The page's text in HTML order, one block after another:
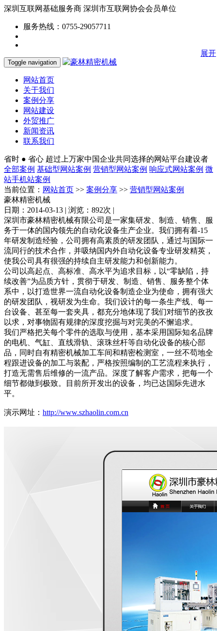
深圳互联网基础服务商 深圳市互联网协会会员单位
服务热线：0755-29057711
Toggle navigation
网站首页
关于我们
案例分享
网站建设
外贸推广
新闻资讯
联系我们
省时 ● 省心 超过上万家中国企业共同选择的网站平台建设者
全部案例 基础型网站案例 营销型网站案例 响应式网站案例 微
站手机站案例
当前位置： 网站首页 >> 案例分享 >> 营销型网站案例
豪林精密机械
日期：2014-03-13 | 浏览：892次 |
深圳市豪林精密机械有限公司是一家集研发、制造、销售、服
务于一体的国内领先的自动化设备生产企业。我们拥有着-15
年研发制造经验，公司拥有高素质的研发团队，通过与国际一
流同行的技术合作，并吸纳国内外自动化设备专业研发精英，
使我公司具有很强的持续自主研发能力和创新能力。
公司以高起点、高标准、高水平为追求目标，以“零缺陷，持
续改善”为品质方针，贯彻于研发、制造、销售、服务整个体
系中，以打造世界一流自动化设备制造企业为使命，拥有强大
的研发团队，视研发为生命。我们设计的每一条生产线、每一
台设备、甚至每一套夹具，都充分地体现了我们对细节的孜孜
以求，对事物固有规律的深度挖掘与对完美的不懈追求。
我们严格把关每个零件的选取与使用，基本采用国际知名品牌
的电机、气缸、直线滑轨、滚珠丝杆等自动化设备的核心部
品，同时自有精密机械加工车间和精密检测室，一丝不苟地全
程跟进设备的加工与装配，严格按照编制的工艺流程来执行，
打造无需售后维修的一流产品。深度了解客户需求，把每一个
细节都做到极致。目前所开发出的设备，均已达国际先进水
平。
演示网址： http://www.szhaolin.com.cn
展开